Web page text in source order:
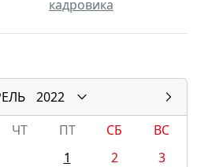
кадровика
2022
ЧТ ПТ СБ
ВС
1
2
3